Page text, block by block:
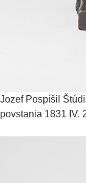
Jozef Pospíšil
povstania 1831 IV.